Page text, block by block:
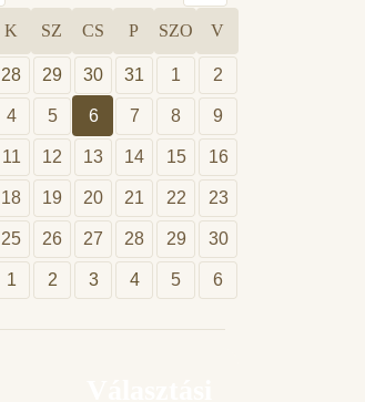
K SZ CS P SZO V
28 29 30 31 1 2
4 5 6 7 8 9
11 12 13 14 15 16
18 19 20 21 22 23
25 26 27 28 29 30
1 2 3 4 5 6